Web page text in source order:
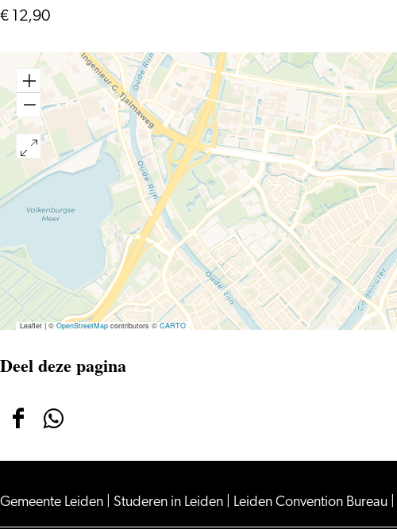
€ 12,90
Leaflet|©OpenStreetMapcontributors ©CARTO
Deel deze pagina
Deel
op
Facebook
Deel
op
WhatsApp
Gemeente Leiden Studeren in Leiden Leiden Convention Bureau